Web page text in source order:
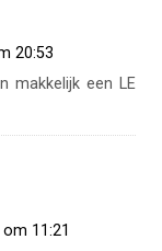
20:53
makkelijk een LE
11:21